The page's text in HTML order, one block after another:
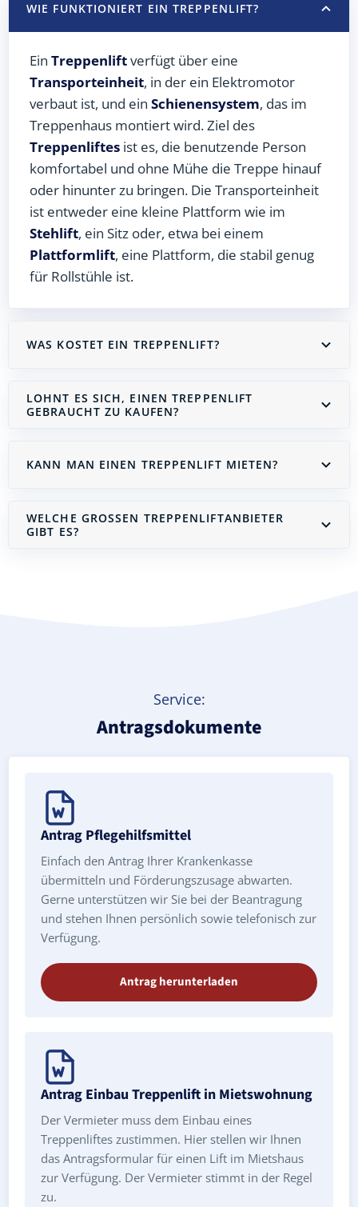
WIE FUNKTIONIERT EIN TREPPENLIFT?
Ein Treppenliftverfügt über eine
Transporteinheit, in der ein Elektromotor
verbaut ist, und ein Schienensystem, das im
Treppenhaus montiert wird. Ziel des
Treppenliftes ist es, die benutzende Person
komfortabel und ohne Mühe die Treppe hinauf
oder hinunter zu bringen. Die Transporteinheit
ist entweder eine kleine Plattform wie im
Stehlift, ein Sitz oder, etwa bei einem
Plattformlift, eine Plattform, die stabil genug
für Rollstühle ist.
WAS KOSTET EIN TREPPENLIFT?
LOHNT ES SICH, EINEN TREPPENLIFT
GEBRAUCHT ZU KAUFEN?
KANN MAN EINEN TREPPENLIFT MIETEN?
WELCHE GROSSEN TREPPENLIFTANBIETER G
IBT ES?
Service:
Antragsdokumente
Antrag Pflegehilfsmittel
Einfach den Antrag Ihrer Krankenkasse
übermitteln und Förderungszusage abwarten.
Gerne unterstützen wir Sie bei der Beantragung
und stehen Ihnen persönlich sowie telefonisch zur
Verfügung.
Antrag herunterladen
Antrag Einbau Treppenlift in Mietswohnung
Der Vermieter muss dem Einbau eines
Treppenliftes zustimmen. Hier stellen wir Ihnen
das Antragsformular für einen Lift im Mietshaus
zur Verfügung. Der Vermieter stimmt in der Regel
zu.